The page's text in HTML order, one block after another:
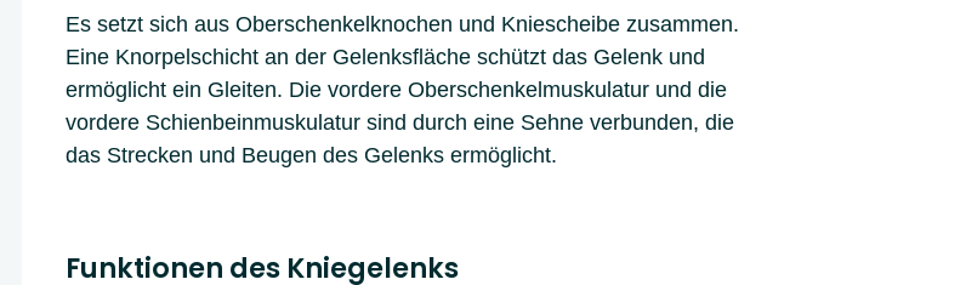
Es setzt sich aus Oberschenkelknochen und Kniescheibe zusammen.
Eine Knorpelschicht an der Gelenksfläche schützt das Gelenk und
ermöglicht ein Gleiten. Die vordere Oberschenkelmuskulatur und die
vordere Schienbeinmuskulatur sind durch eine Sehne verbunden, die
das Strecken und Beugen des Gelenks ermöglicht.
Funktionen des Kniegelenks